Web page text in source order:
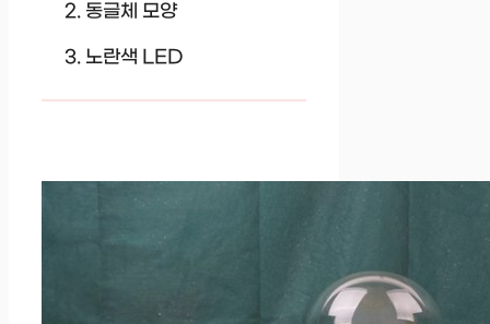
동글체 모양
노란색 LED